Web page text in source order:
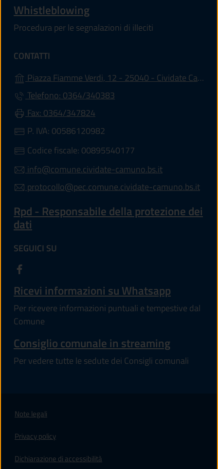
Whistleblowing
Procedura per le segnalazioni di illeciti
CONTATTI
Piazza Fiamme Verdi, 12 - 25040 - Cividate Camuno (BS)
Telefono: 0364/340383
Fax: 0364/347824
P. IVA: 00586120982
Codice fiscale: 00895540177
info@comune.cividate-camuno.bs.it
protocollo@pec.comune.cividate-camuno.bs.it
Rpd - Responsabile della protezione dei
dati
SEGUICI SU
Ricevi informazioni su Whatsapp
Per ricevere informazioni puntuali e tempestive dal
Comune
Consiglio comunale in streaming
Per vedere tutte le sedute dei Consigli comunali
Note legali
Privacy policy
Dichiarazione di accessibilità